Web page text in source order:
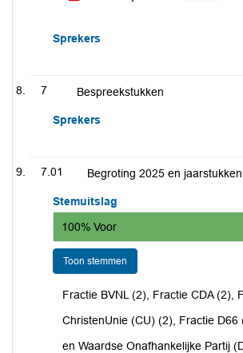
Sprekers
7 Bespreekstukken
Sprekers
7.01 Begroting 2025 en
Stemuitslag
100% Voor
Toon stemmen
Fractie BVNL (2), Fractie CDA (2),
ChristenUnie (CU) (2), Fractie D66
en Waardse Onafhankelijke Partij